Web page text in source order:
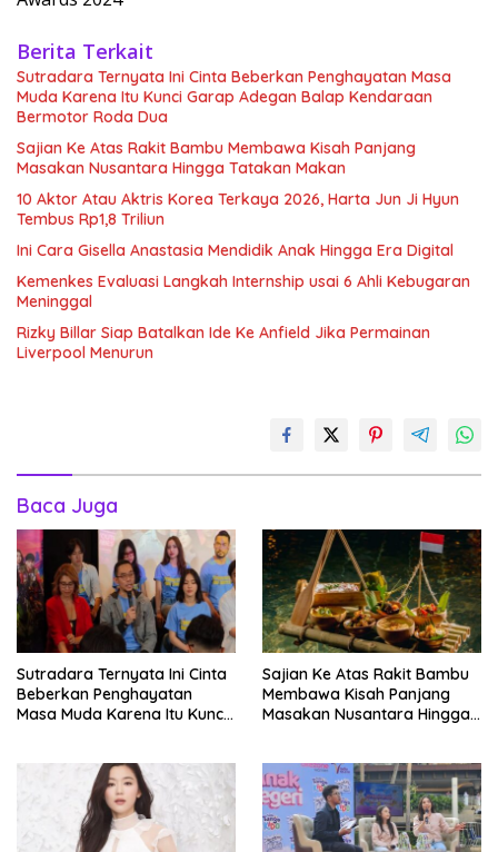
Berita Terkait
Sutradara Ternyata Ini Cinta Beberkan Penghayatan Masa
Muda Karena Itu Kunci Garap Adegan Balap Kendaraan
Bermotor Roda Dua
Sajian Ke Atas Rakit Bambu Membawa Kisah Panjang
Masakan Nusantara Hingga Tatakan Makan
10 Aktor Atau Aktris Korea Terkaya 2026, Harta Jun Ji Hyun
Tembus Rp1,8 Triliun
Ini Cara Gisella Anastasia Mendidik Anak Hingga Era Digital
Kemenkes Evaluasi Langkah Internship usai 6 Ahli Kebugaran
Meninggal
Rizky Billar Siap Batalkan Ide Ke Anfield Jika Permainan
Liverpool Menurun
Baca Juga
Sutradara Ternyata Ini Cinta
Beberkan Penghayatan
Masa Muda Karena Itu Kunci
Sajian Ke Atas Rakit Bambu
Membawa Kisah Panjang
Masakan Nusantara Hingga